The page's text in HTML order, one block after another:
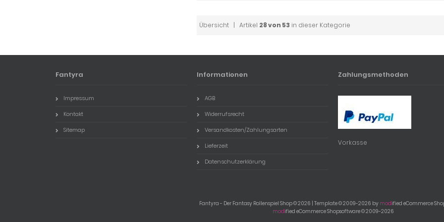
Übersicht | Artikel 28 von 53 in dieser Kategorie
Fantyra
Impressum
Kontakt
Sitemap
Informationen
AGB
Widerrufsrecht
Versandkosten/Zahlungsarten
Lieferzeit
Datenschutzerklärung
Zahlungsmethoden
Vorkasse
Fantyra - Der Fantasy Rollenspiel Shop © 2026 | Template © 2009-2026 by modified eCommerce
modified eCommerce Shopsoftware © 2009-2026